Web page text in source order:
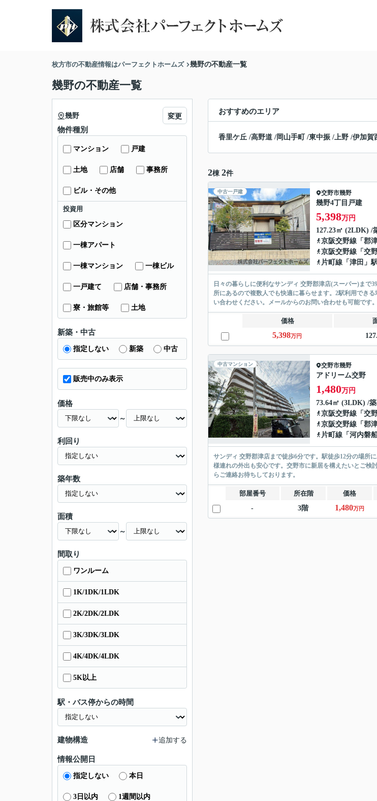
枚方市の不動産情報はパーフェクトホームズ 幾野の不動産一覧
幾野の不動産一覧
おすすめのエリア
香里ケ丘 /高野道 /岡山手町 /東中振 /上野 /伊加賀
2棟 2件
中古一戸建 交野市幾野
幾野4丁目戸建
5,398万円
127.23㎡ (2LDK) /
京阪交野線 「 郡
京阪交野線 「 交
片町線 「 津田 」
日々の暮らしに便利なサンディ 交野郡津店(スーパー)まで
所にあるので複数人でも快適に暮らせます。2駅利用でき
い合わせください。メールからのお問い合わせも可能です。
価格
5,398万円
中古マンション 交野市幾野
アドリーム交野
1,480万円
73.64㎡ (3LDK) /
京阪交野線 「 交
京阪交野線 「 郡
片町線 「 河内磐
サンディ 交野郡津店まで徒歩6分です。駅徒歩12分の場所
様連れの外出も安心です。交野市に新居を構えたいとご検
らご連絡お待ちしております。
部屋番号 所在階 価格
-
3階 1,480万円
幾野 変更
物件種別
マンション 戸建
土地 店舗 事務所
ビル・その他
投資用
区分マンション
一棟アパート
一棟マンション 一棟ビル
一戸建て 店舗・事務所
寮・旅館等 土地
新築・中古
指定しない 新築 中古
販売中のみ表示
価格
～
利回り
築年数
面積
～
間取り
ワンルーム
1K/1DK/1LDK
2K/2DK/2LDK
3K/3DK/3LDK
4K/4DK/4LDK
5K以上
駅・バス停からの時間
建物構造 追加する
情報公開日
指定しない 本日
3日以内 1週間以内